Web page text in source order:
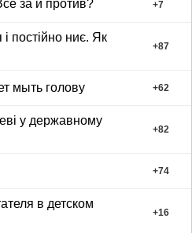
за и против? +7
постійно ниє. Як
+87
мыть голову +62
у державному
+82
+74
в детском
+16